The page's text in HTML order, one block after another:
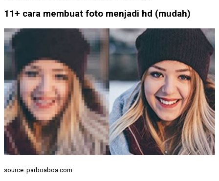
11+ cara membuat foto menjadi hd (mudah)
source: parboaboa.com